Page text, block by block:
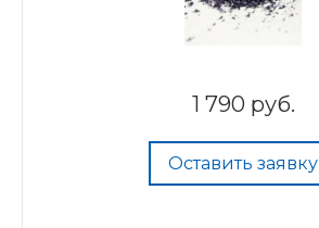
1 790 руб.
Оставить заявку